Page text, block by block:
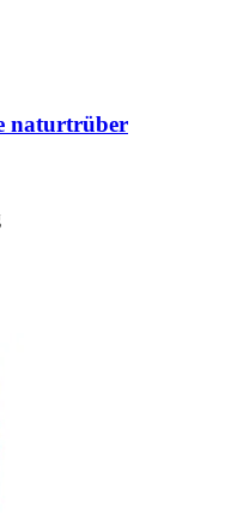
naturtrüber